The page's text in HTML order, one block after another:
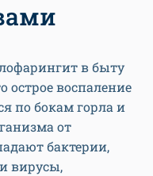
в быту
острое воспаление
по бокам горла и
от
бактерии,
вирусы,